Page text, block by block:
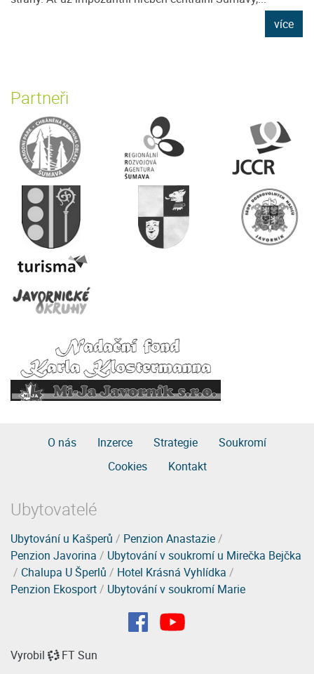
více
Partneři
O nás Inzerce Strategie
Soukromí
Cookies
Kontakt
Ubytovatelé
Ubytování u Kašperů / Penzion Anastazie/
Penzion Javorina / Ubytování v soukromí u Mirečka Bejčka
/ Chalupa U Šperlů / Hotel Krásná Vyhlídka /
Penzion Ekosport/ Ubytování v soukromí Marie
Vyrobil FT Sun